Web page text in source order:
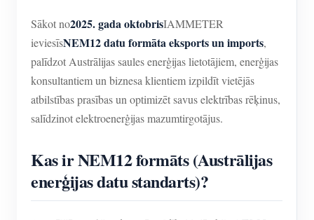
Sākot no2025. gada oktobrisIAMMETER
ieviesīsNEM12 datu formāta eksports un imports,
palīdzot Austrālijas saules enerģijas lietotājiem, enerģijas
konsultantiem un biznesa klientiem izpildīt vietējās
atbilstības prasības un optimizēt savus elektrības rēķinus,
salīdzinot elektroenerģijas mazumtirgotājus.
Kas ir NEM12 formāts (Austrālijas
enerģijas datu standarts)?